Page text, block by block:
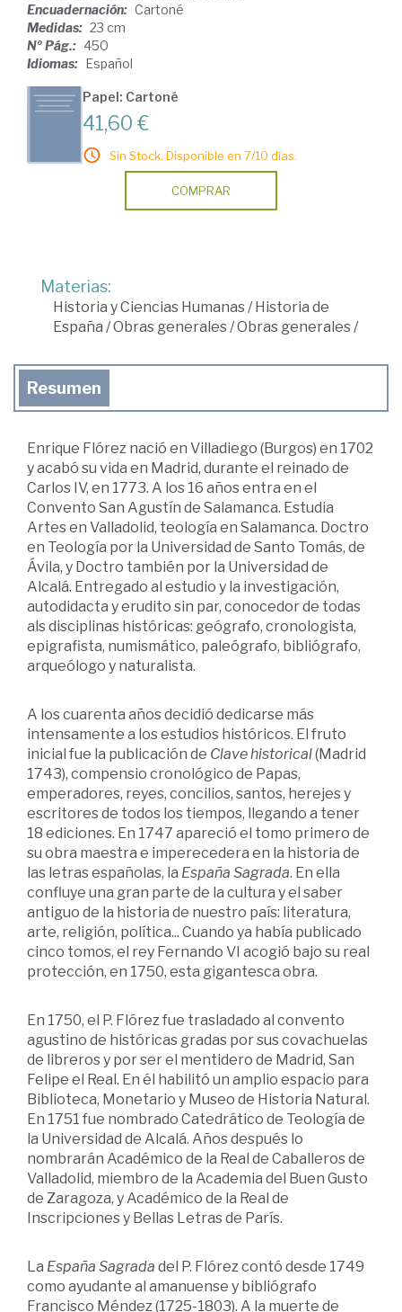
Encuadernación: Cartoné
Medidas: 23 cm
Nº Pág.: 450
Idiomas: Español
Papel: Cartoné
41,60 €
Sin Stock. Disponible en 7/10 días.
COMPRAR
Materias:
Historia y Ciencias Humanas/Historia de
España /Obras generales/Obras generales/
Resumen
Enrique Flórez nació en Villadiego (Burgos) en 1702
y acabó su vida en Madrid, durante el reinado de
Carlos IV, en 1773. A los 16 años entra en el
Convento San Agustín de Salamanca. Estudia
Artes en Valladolid, teología en Salamanca. Doctro
en Teología por la Universidad de Santo Tomás, de
Ávila, y Doctro también por la Universidad de
Alcalá. Entregado al estudio y la investigación,
autodidacta y erudito sin par, conocedor de todas
als disciplinas históricas: geógrafo, cronologista,
epigrafista, numismático, paleógrafo, bibliógrafo,
arqueólogo y naturalista.
A los cuarenta años decidió dedicarse más
intensamente a los estudios históricos. El fruto
inicial fue la publicación de Clave historical(Madrid
1743), compensio cronológico de Papas,
emperadores, reyes, concilios, santos, herejes y
escritores de todos los tiempos, llegando a tener
18 ediciones. En 1747 apareció el tomo primero de
su obra maestra e imperecedera en la historia de
las letras españolas, la España Sagrada. En ella
confluye una gran parte de la cultura y el saber
antiguo de la historia de nuestro país: literatura,
arte, religión, política... Cuando ya había publicado
cinco tomos, el rey Fernando VI acogió bajo su real
protección, en 1750, esta gigantesca obra.
En 1750, el P. Flórez fue trasladado al convento
agustino de históricas gradas por sus covachuelas
de libreros y por ser el mentidero de Madrid, San
Felipe el Real. En él habilitó un amplio espacio para
Biblioteca, Monetario y Museo de Historia Natural.
En 1751 fue nombrado Catedrático de Teología de
la Universidad de Alcalá. Años después lo
nombrarán Académico de la Real de Caballeros de
Valladolid, miembro de la Academia del Buen Gusto
de Zaragoza, y Académico de la Real de
Inscripciones y Bellas Letras de París.
La España Sagrada del P. Flórez contó desde 1749
como ayudante al amanuense y bibliógrafo
Francisco Méndez (1725-1803). A la muerte de